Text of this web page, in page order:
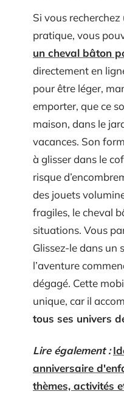
Si vous
pratique, vous
un cheval bâton
directement en
pour être léger,
emporter, que ce
maison, dans le
vacances. Son
à glisser dans le
risque
des jouets
fragiles, le cheval
situations. Vous
Glissez-le dans un
l’aventure
dégagé. Cette
unique, car il
tous ses univers
Lire également :
anniversaire
thèmes, activités